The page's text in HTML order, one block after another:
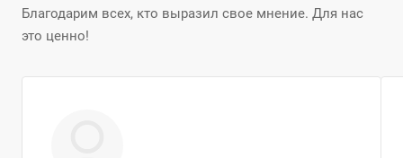
Благодарим всех, кто выразил свое мнение. Для нас
это ценно!